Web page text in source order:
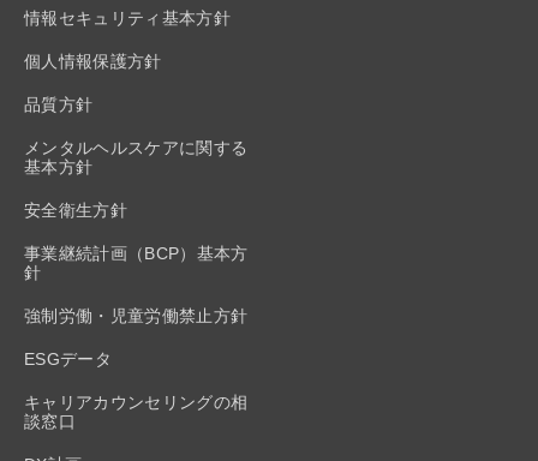
情報セキュリティ基本方針
個人情報保護方針
品質方針
メンタルヘルスケアに関する
基本方針
安全衛生方針
事業継続計画（BCP）基本方
針
強制労働・児童労働禁止方針
ESGデータ
キャリアカウンセリングの相
談窓口